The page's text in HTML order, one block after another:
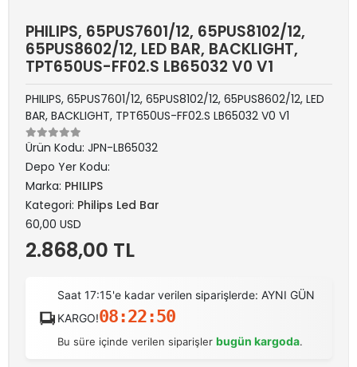
PHILIPS, 65PUS7601/12, 65PUS8102/12,
65PUS8602/12, LED BAR, BACKLIGHT,
TPT650US-FF02.S LB65032 V0 V1
PHILIPS, 65PUS7601/12, 65PUS8102/12, 65PUS8602/12, LED
BAR, BACKLIGHT, TPT650US-FF02.S LB65032 V0 V1
Ürün Kodu: JPN-LB65032
Depo Yer Kodu:
Marka: PHILIPS
Kategori: Philips Led Bar
60,00 USD
2.868,00 TL
Saat 17:15'e kadar verilen siparişlerde: AYNI GÜN
KARGO!08:22:50
Bu süre içinde verilen siparişler bugün kargoda.